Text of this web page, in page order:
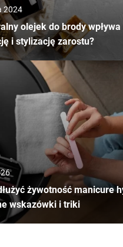
2024
olejek do brody
i stylizację zarostu?
żywotność manicure
wskazówki i triki